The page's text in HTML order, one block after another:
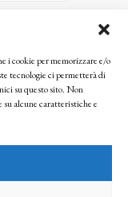
i cookie per memorizzare e/o
tecnologie ci permetterà di
su questo sito. Non
alcune caratteristiche e
saranno trattate
Matteucci